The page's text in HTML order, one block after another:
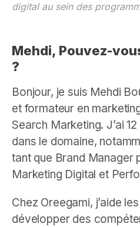
digital au sein des
Mehdi, Pouvez-
?
Bonjour, je suis Mehdi
et formateur en
Search Marketing. J’ai
dans le domaine,
tant que Brand Manager
Marketing Digital et
Chez Oreegami, j’aide
développer des